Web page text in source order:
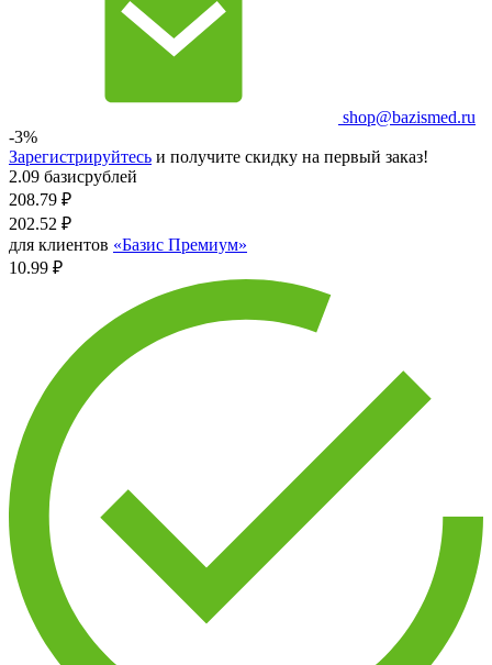
shop@bazismed.ru
-3%
Зарегистрируйтесь и получите скидку на первый заказ!
2.09 базисрублей
208.79 ₽
202.52 ₽
для клиентов «Базис Премиум»
10.99 ₽